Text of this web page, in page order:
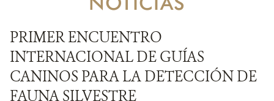
LÍNEAS DE ACCIÓN
MICROSITIOS
PRIMER ENCUENTRO
INTERNACIONAL DE GUÍAS
CANINOS PARA LA DETECCIÓN DE
FAUNA SILVESTRE